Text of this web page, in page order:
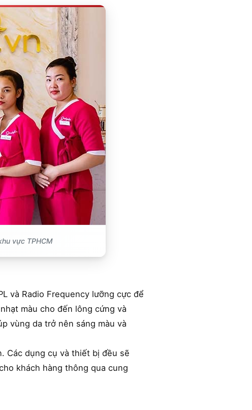
vực TPHCM
và Radio Frequency lưỡng cực để
màu cho đến lông cứng và
vùng da trở nên sáng màu và
Các dụng cụ và thiết bị đều sẽ
khách hàng thông qua cung